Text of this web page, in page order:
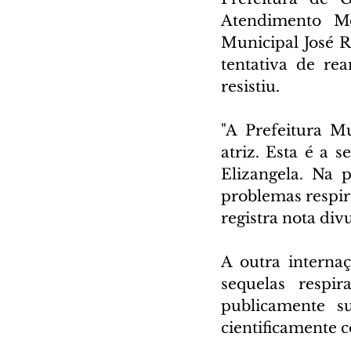
Atendimento
Municipal José
tentativa de
resistiu.
"A Prefeitura
atriz. Esta é a
Elizangela. Na
problemas
registra nota
A outra
sequelas
publicamente
cientificamente